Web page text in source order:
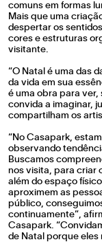
comuns em formas
Mais que uma
despertar os
cores e estruturas
visitante.
“O Natal é uma das
da vida em sua
é uma obra para ver,
convida a imaginar,
compartilham os
“No Casapark,
observando
Buscamos
nos visita, para criar
além do espaço
aproximem as
público,
continuamente”,
Casapark.
de Natal porque eles